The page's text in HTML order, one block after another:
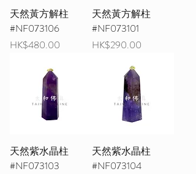
天然黃方解柱
#NF073106
價格
HK$480.00
天然黃方解柱
#NF073101
價格
HK$290.00
天然紫水晶柱
#NF073103
天然紫水晶柱
#NF073104